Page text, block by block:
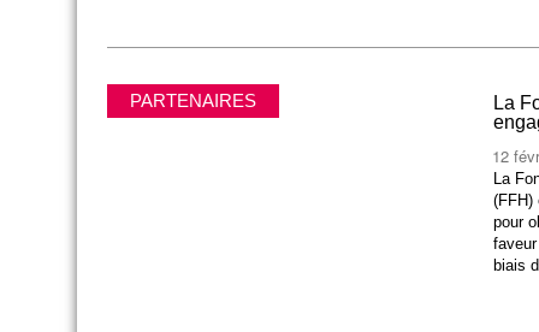
PARTENAIRES
La
12
La
(FFH)
pour
biais